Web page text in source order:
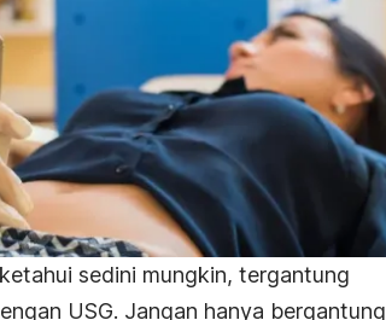
sedini mungkin, tergantung
USG. Jangan hanya bergantung